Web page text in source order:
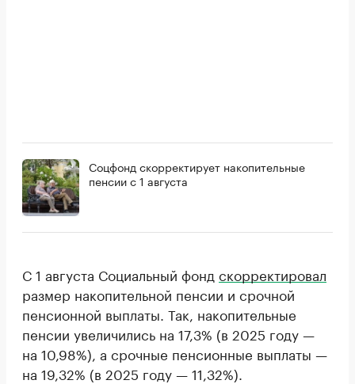
Соцфонд скорректирует накопительные
пенсии с 1 августа
С 1 августа Социальный фонд скорректировал
размер накопительной пенсии и срочной
пенсионной выплаты. Так, накопительные
пенсии увеличились на 17,3% (в 2025 году —
на 10,98%), а срочные пенсионные выплаты —
на 19,32% (в 2025 году — 11,32%).